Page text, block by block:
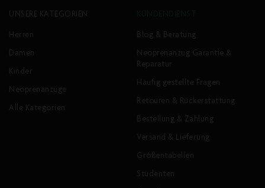
UNSERE KATEGORIEN
Herren
Damen
Kinder
Neoprenanzüge
Alle Kategorien
Blog & Beratung
Neoprenanzug Garantie &
Reparatur
Häufig gestellte Fragen
Retouren & Rückerstattung
Bestellung & Zahlung
Versand & Lieferung
Größentabellen
Studenten